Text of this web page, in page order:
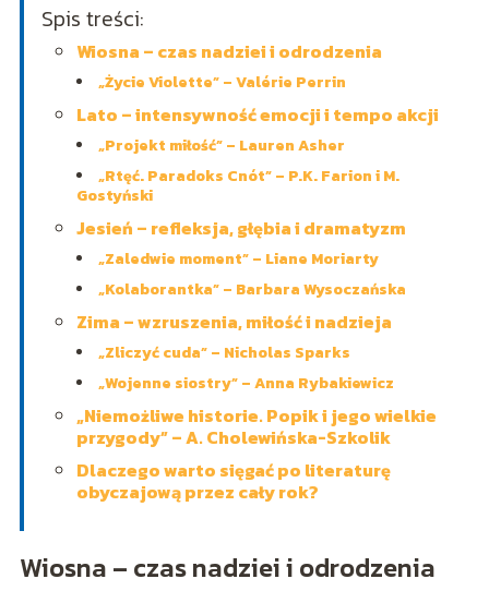
Spis treści:
Wiosna – czas nadziei i odrodzenia
„Życie Violette” – Valérie Perrin
Lato – intensywność emocji i tempo akcji
„Projekt miłość” – Lauren Asher
„Rtęć. Paradoks Cnót” – P.K. Farion i M.
Gostyński
Jesień – refleksja, głębia i dramatyzm
„Zaledwie moment” – Liane Moriarty
„Kolaborantka” – Barbara Wysoczańska
Zima – wzruszenia, miłość i nadzieja
„Zliczyć cuda” – Nicholas Sparks
„Wojenne siostry” – Anna Rybakiewicz
„Niemożliwe historie. Popik i jego wielkie
przygody” – A. Cholewińska-Szkolik
Dlaczego warto sięgać po literaturę
obyczajową przez cały rok?
Wiosna – czas nadziei i odrodzenia